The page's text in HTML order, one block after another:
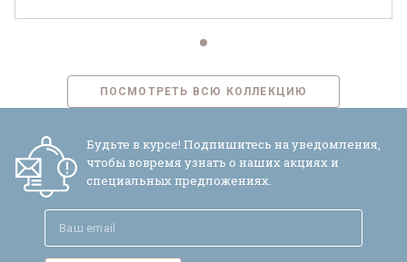
ПОСМОТРЕТЬ ВСЮ КОЛЛЕКЦИЮ
Будьте в курсе! Подпишитесь на уведомления,
чтобы вовремя узнать о наших акциях и
специальных предложениях.